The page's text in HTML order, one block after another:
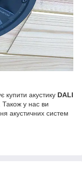
купити акустику DALI
Також у нас ви
акустичних систем